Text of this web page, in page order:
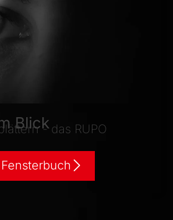
Blick- das RUPO